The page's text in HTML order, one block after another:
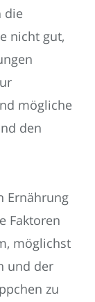
die
nicht gut,
mögliche
den
Ernährung
Faktoren
möglichst
und der
zu